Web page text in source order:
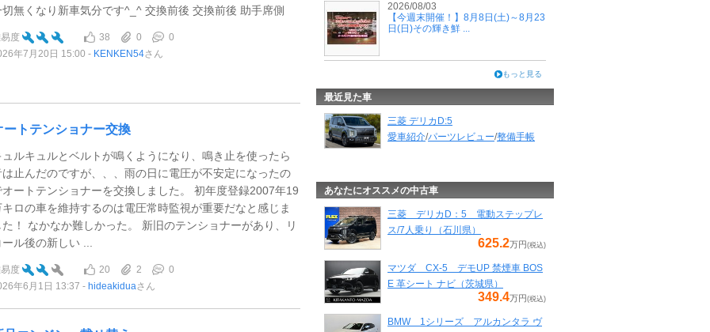
切無くなり新車気分です^_^ 交換前後 交換前後 助手席側
度 38 0
0
年7月20日 15:00
KENKEN54さん
ートテンショナー交換
ュルキュルとベルトが鳴くようになり、鳴き止を使ったら
は止んだのですが、、、雨の日に電圧が不安定になったの
オートテンショナーを交換しました。 初年度登録2007年19
キロの車を維持するのは電圧常時監視が重要だなと感じま
た！ なかなか難しかった。 新旧のテンショナーがあり、リ
ル後の新しい ...
度 20 2
0
年6月1日 13:37
hideakiduaさん
2026/08/03
【今週末開催！】8月8日(土)～8月23
日(日)その輝き鮮 ...
もっと見る
最近見た車
三菱 デリカD:5
愛車紹介/パーツレビュー/整備手帳
あなたにオススメの中古車
三菱 デリカD：5 電動ステップレ
ス/7人乗り（石川県）
625.2万円 (税込)
マツダ CX-5 デモUP 禁煙車 BOS
E 革シート ナビ（茨城県）
349.4万円 (税込)
BMW 1シリーズ アルカンタラ ヴ